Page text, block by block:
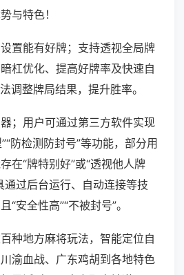
与特色！
置能有好牌；支持透视全局牌
杠优化、提高好牌率及快速自
调整牌局结果，提升胜率。
；用户可通过第三方软件实现
防检测防封号”等功能，部分用
在“牌特别好”或“透视他人牌
通过后台运行、自动连接等技
“安全性高”“不被封号”。
种地方麻将玩法，智能定位自
渝血战、广东鸡胡到各地特色